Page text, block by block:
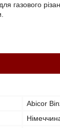
газового
Abicor